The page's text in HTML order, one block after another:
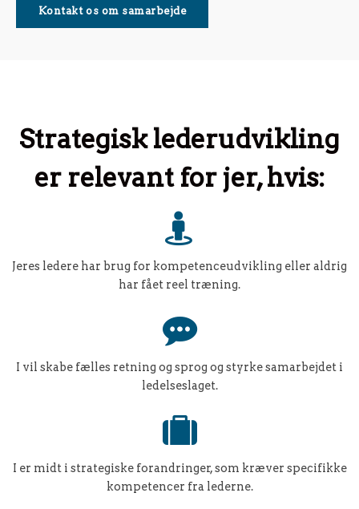
Kontakt os om samarbejde
Strategisk lederudvikling
er relevant for jer, hvis:
Jeres ledere har brug for kompetenceudvikling eller aldrig
har fået reel træning.
I vil skabe fælles retning og sprog og styrke samarbejdet i
ledelseslaget.
I er midt i strategiske forandringer, som kræver specifikke
kompetencer fra lederne.